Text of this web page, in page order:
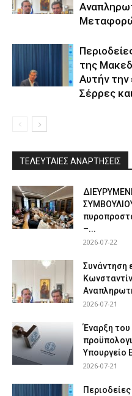
της
Αυτήν
Σέρρες
ΤΕΛΕΥΤΑΙΕΣ ΑΝΑΡΤΗΣΕΙΣ
–...
2026-07-22
Συνάντηση
2026-07-21
Έναρξη του
Υπουργείο
2026-07-21